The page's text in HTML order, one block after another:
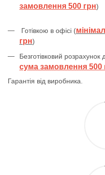
замовлення 500 грн)
Готівкою в офісі (
грн)
Безготівковий розрахунок
сума замовлення 500
Гарантія від виробника.